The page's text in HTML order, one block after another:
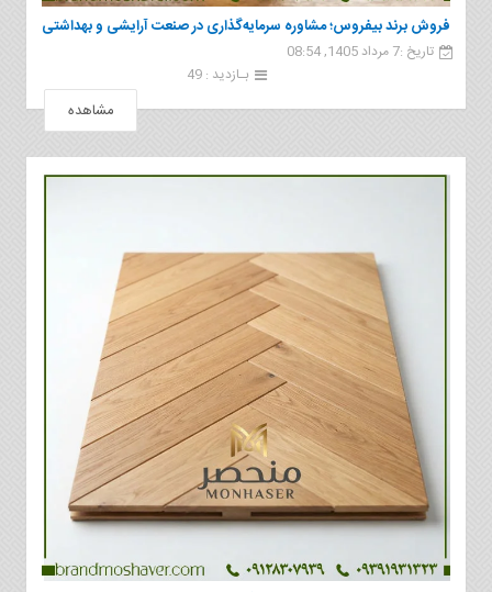
فروش برند بيفروس؛ مشاوره سرمایه‌گذاری در صنعت آرایشی و بهداشتی
تاریخ :7 مرداد 1405, 08:54
بـازدید : 49
مشاهده